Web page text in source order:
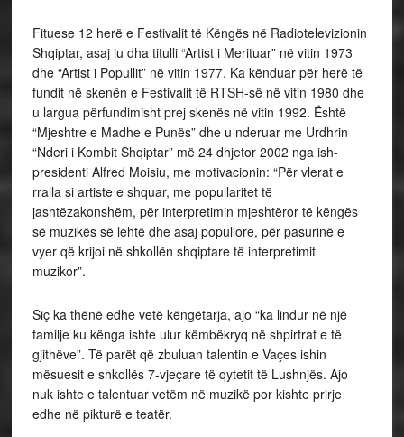
Fituese 12 herë e Festivalit të Këngës në Radiotelevizionin
Shqiptar, asaj iu dha titulli “Artist i Merituar” në vitin 1973
dhe “Artist i Popullit” në vitin 1977. Ka kënduar për herë të
fundit në skenën e Festivalit të RTSH-së në vitin 1980 dhe
u largua përfundimisht prej skenës në vitin 1992. Është
“Mjeshtre e Madhe e Punës” dhe u nderuar me Urdhrin
“Nderi i Kombit Shqiptar” më 24 dhjetor 2002 nga ish-
presidenti Alfred Moisiu, me motivacionin: “Për vlerat e
rralla si artiste e shquar, me popullaritet të
jashtëzakonshëm, për interpretimin mjeshtëror të këngës
së muzikës së lehtë dhe asaj popullore, për pasurinë e
vyer që krijoi në shkollën shqiptare të interpretimit
muzikor”.
Siç ka thënë edhe vetë këngëtarja, ajo “ka lindur në një
familje ku kënga ishte ulur këmbëkryq në shpirtrat e të
gjithëve”. Të parët që zbuluan talentin e Vaçes ishin
mësuesit e shkollës 7-vjeçare të qytetit të Lushnjës. Ajo
nuk ishte e talentuar vetëm në muzikë por kishte prirje
edhe në pikturë e teatër.